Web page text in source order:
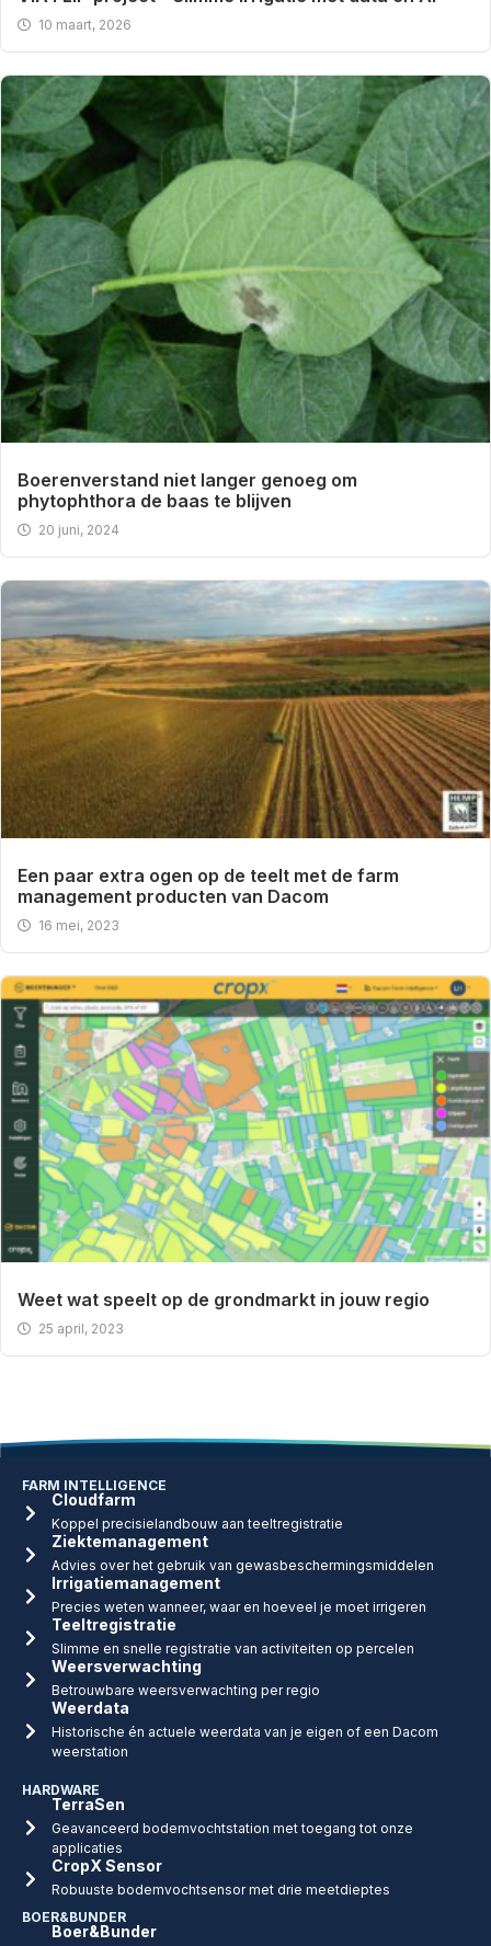
10 maart, 2026
Boerenverstand niet langer genoeg om
phytophthora de baas te blijven
20 juni, 2024
Een paar extra ogen op de teelt met de farm
management producten van Dacom
16 mei, 2023
Weet wat speelt op de grondmarkt in jouw regio
25 april, 2023
FARM INTELLIGENCE
Cloudfarm
Koppel precisielandbouw aan teeltregistratie
Ziektemanagement
Advies over het gebruik van gewasbeschermingsmiddelen
Irrigatiemanagement
Precies weten wanneer, waar en hoeveel je moet irrigeren
Teeltregistratie
Slimme en snelle registratie van activiteiten op percelen
Weersverwachting
Betrouwbare weersverwachting per regio
Weerdata
Historische én actuele weerdata van je eigen of een Dacom
weerstation
HARDWARE
TerraSen
Geavanceerd bodemvochtstation met toegang tot onze
applicaties
CropX Sensor
Robuuste bodemvochtsensor met drie meetdieptes
BOER&BUNDER
Boer&Bunder